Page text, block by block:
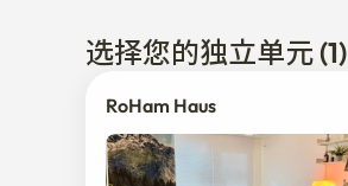
选择您的独立单元 (1)
RoHam Haus